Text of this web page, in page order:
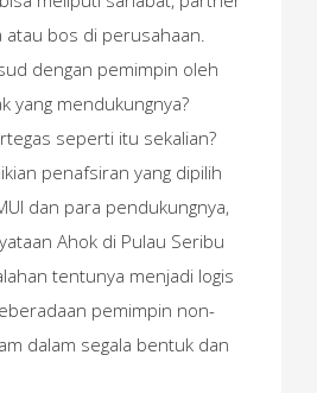
atau bos di perusahaan.
dengan pemimpin oleh
yang mendukungnya?
seperti itu sekalian?
penafsiran yang dipilih
dan para pendukungnya,
Ahok di Pulau Seribu
tentunya menjadi logis
pemimpin non-
dalam segala bentuk dan